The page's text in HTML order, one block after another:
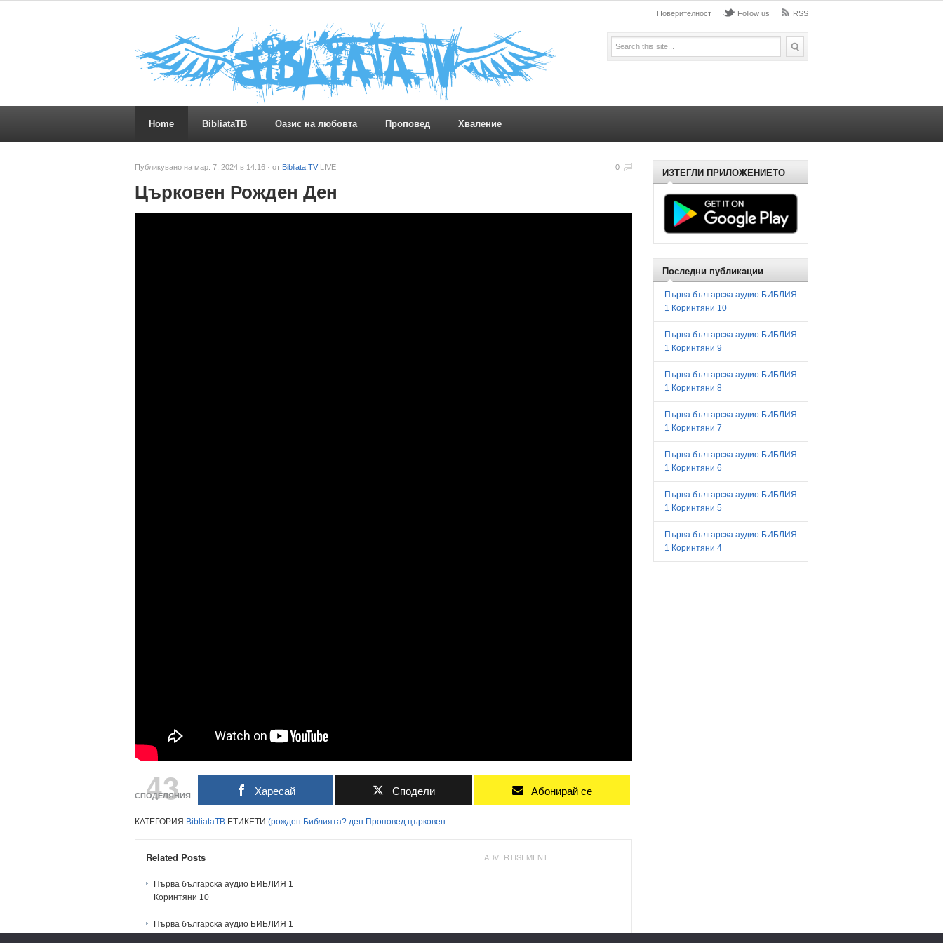
Поверителност Follow us RSS
Home BibliataTB Оазис на любовта Проповед Хваление
Публикувано на мар. 7, 2024 в 14:16 · от Bibliata.TV LIVE 0
Църковен Рожден Ден
43
СПОДЕЛЯНИЯ Харесай Сподели Абонирай се
КАТЕГОРИЯ:BibliataTB ЕТИКЕТИ:(рожден Библията? ден Проповед църковен
Related Posts
Първа българска аудио БИБЛИЯ 1
Коринтяни 10
Първа българска аудио БИБЛИЯ 1
ADVERTISEMENT
ИЗТЕГЛИ ПРИЛОЖЕНИЕТО
Последни публикации
Първа българска аудио БИБЛИЯ
1 Коринтяни 10
Първа българска аудио БИБЛИЯ
1 Коринтяни 9
Първа българска аудио БИБЛИЯ
1 Коринтяни 8
Първа българска аудио БИБЛИЯ
1 Коринтяни 7
Първа българска аудио БИБЛИЯ
1 Коринтяни 6
Първа българска аудио БИБЛИЯ
1 Коринтяни 5
Първа българска аудио БИБЛИЯ
1 Коринтяни 4